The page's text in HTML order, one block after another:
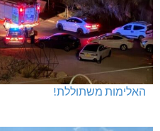
האלימות משתוללת!